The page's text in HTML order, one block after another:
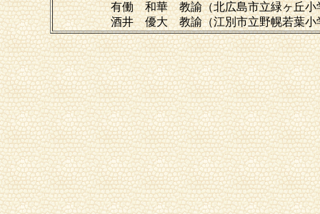
有働 和華 教諭（北広島市立緑ヶ丘小
酒井 優大 教諭（江別市立野幌若葉小